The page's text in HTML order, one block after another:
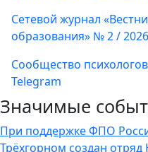
Сетевой журнал
образования» № 2 / 2026
Сообщество
Telegram
Значимые
При поддержке ФПО
Трёхгорном создан